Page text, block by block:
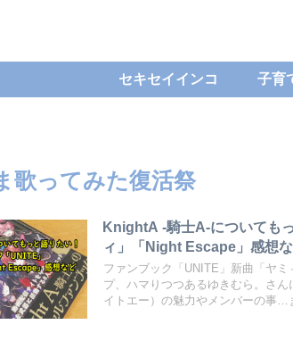
セキセイインコ 子育
歌ってみた復活祭
KnightA -騎士A-についても
ィ」「Night Escape」感想
ファンブック「UNITE」新曲「ヤ
プ、ハマりつつあるゆきむら。さ
イトエー）の魅力やメンバーの事…